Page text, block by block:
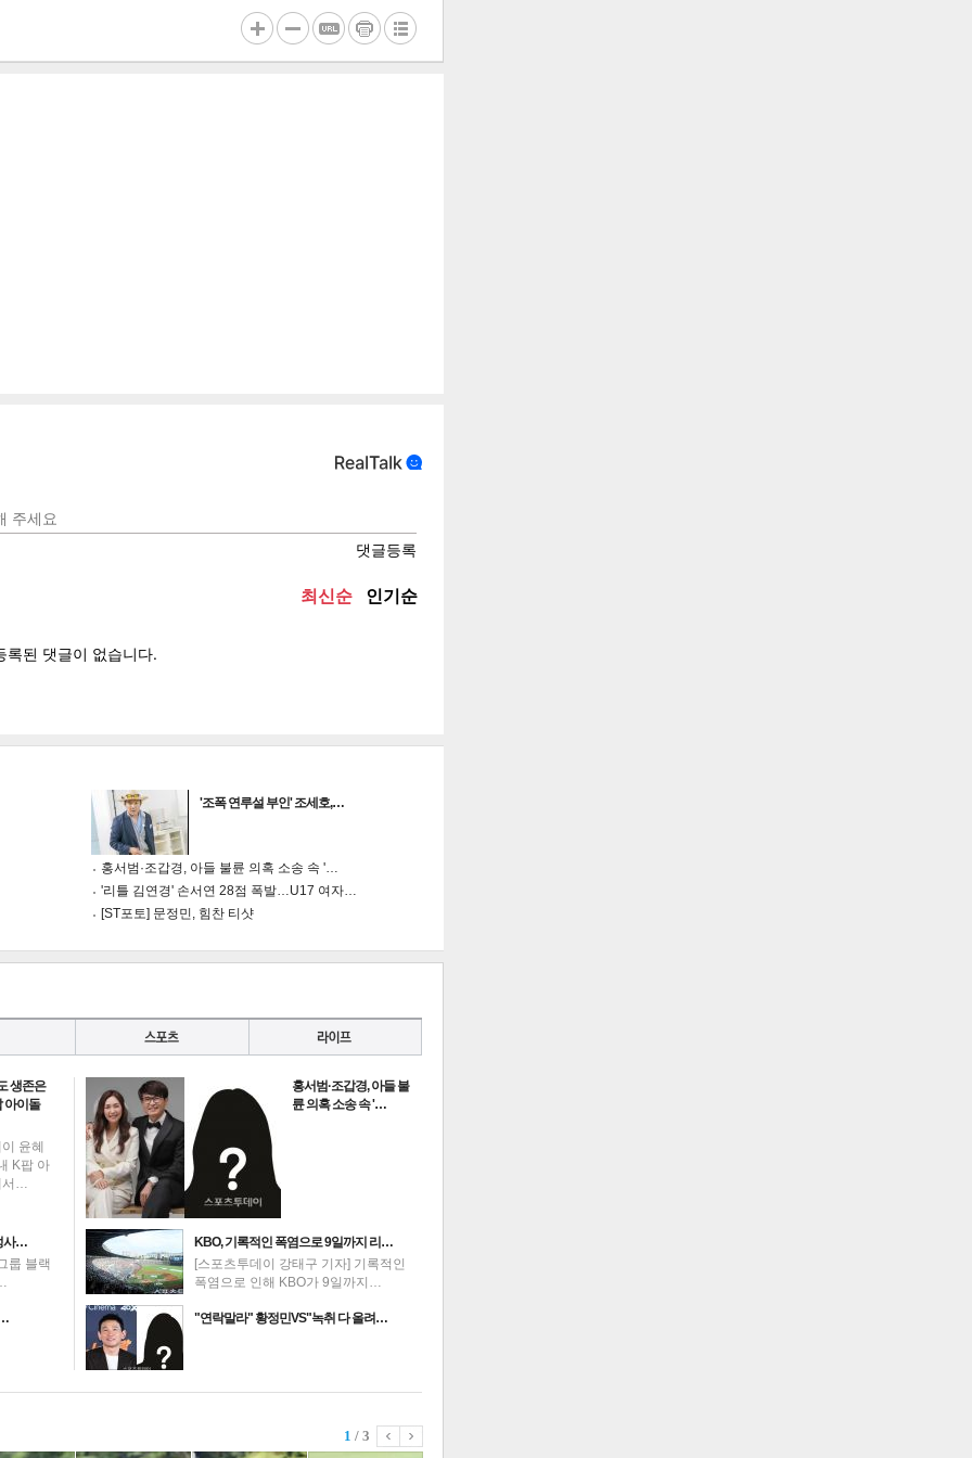
인쇄 목록
'조폭 연루설 부인' 조세호,…
홍서범·조갑경, 아들 불륜 의혹 소송 속 '…
'리틀 김연경' 손서연 28점 폭발…U17 여자…
[ST포토] 문정민, 힘찬 티샷
생존은
이돌
윤혜
K팝 아
서…
사…
룹 블랙
홍서범·조갑경, 아들 불
륜 의혹 소송 속 '…
KBO, 기록적인 폭염으로 9일까지 리…
[스포츠투데이 강태구 기자] 기록적인
폭염으로 인해 KBO가 9일까지…
"연락말라" 황정민VS"녹취 다 올려…
1 / 3